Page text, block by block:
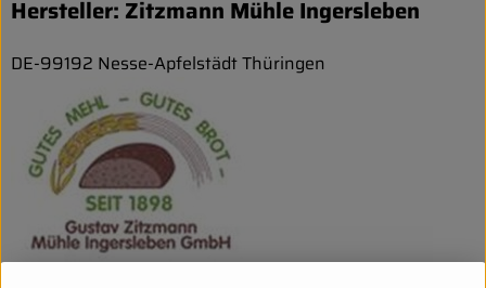
Hersteller: Zitzmann Mühle Ingersleben
DE-99192 Nesse-Apfelstädt Thüringen